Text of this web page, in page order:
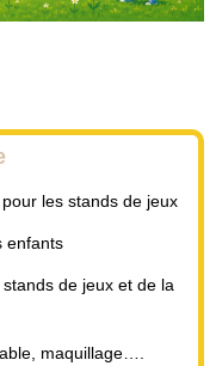
les stands de jeux
enfants
de jeux et de la
maquillage….